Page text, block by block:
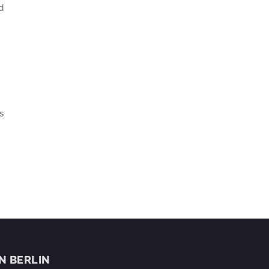
BERLIN